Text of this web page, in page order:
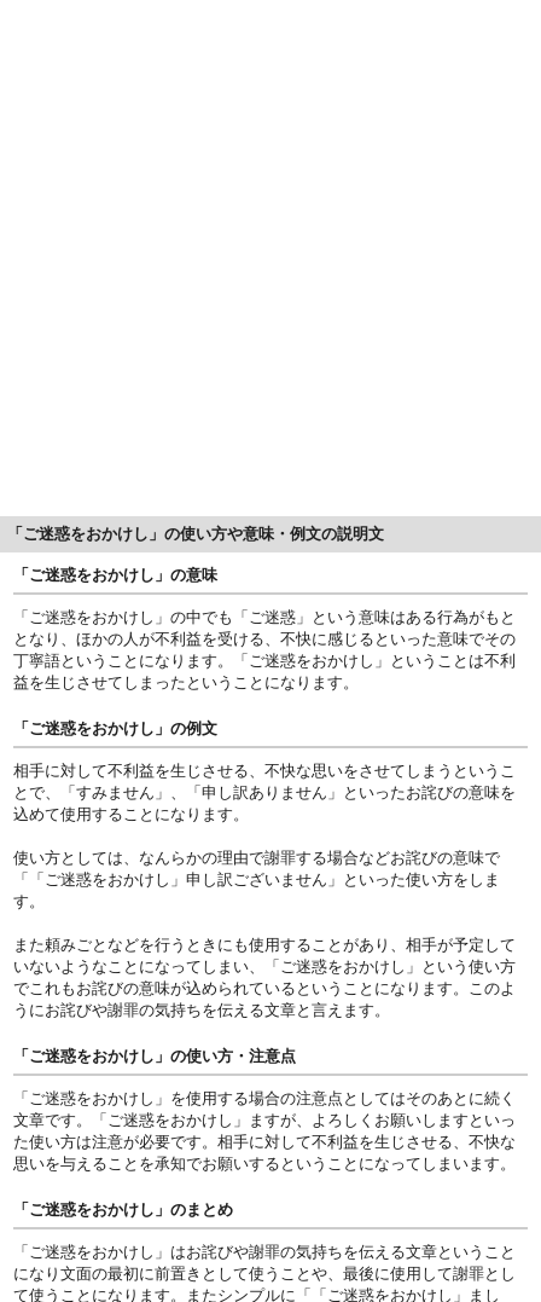
「ご迷惑をおかけし」の使い方や意味・例文の説明文
「ご迷惑をおかけし」の意味
「ご迷惑をおかけし」の中でも「ご迷惑」という意味はある行為がもと
となり、ほかの人が不利益を受ける、不快に感じるといった意味でその
丁寧語ということになります。「ご迷惑をおかけし」ということは不利
益を生じさせてしまったということになります。
「ご迷惑をおかけし」の例文
相手に対して不利益を生じさせる、不快な思いをさせてしまうというこ
とで、「すみません」、「申し訳ありません」といったお詫びの意味を
込めて使用することになります。
使い方としては、なんらかの理由で謝罪する場合などお詫びの意味で
「「ご迷惑をおかけし」申し訳ございません」といった使い方をしま
す。
また頼みごとなどを行うときにも使用することがあり、相手が予定して
いないようなことになってしまい、「ご迷惑をおかけし」という使い方
でこれもお詫びの意味が込められているということになります。このよ
うにお詫びや謝罪の気持ちを伝える文章と言えます。
「ご迷惑をおかけし」の使い方・注意点
「ご迷惑をおかけし」を使用する場合の注意点としてはそのあとに続く
文章です。「ご迷惑をおかけし」ますが、よろしくお願いしますといっ
た使い方は注意が必要です。相手に対して不利益を生じさせる、不快な
思いを与えることを承知でお願いするということになってしまいます。
「ご迷惑をおかけし」のまとめ
「ご迷惑をおかけし」はお詫びや謝罪の気持ちを伝える文章ということ
になり文面の最初に前置きとして使うことや、最後に使用して謝罪とし
て使うことになります。またシンプルに「「ご迷惑をおかけし」まし